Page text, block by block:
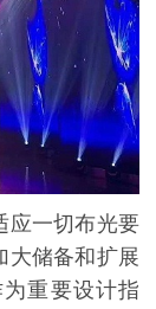
应一切布光要
大储备和扩展
重要设计指